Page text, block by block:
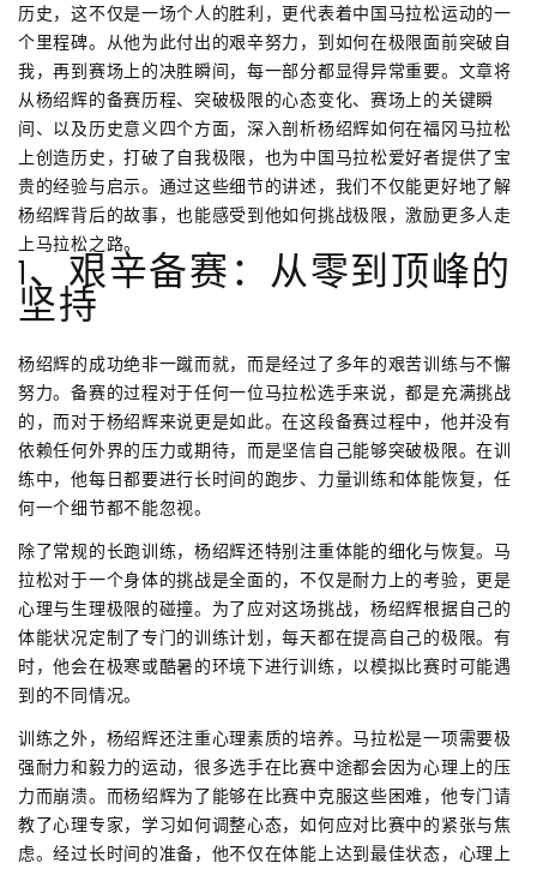
历史，这不仅是一场个人的胜利，更代表着中国马拉松运动的一
个里程碑。从他为此付出的艰辛努力，到如何在极限面前突破自
我，再到赛场上的决胜瞬间，每一部分都显得异常重要。文章将
从杨绍辉的备赛历程、突破极限的心态变化、赛场上的关键瞬
间、以及历史意义四个方面，深入剖析杨绍辉如何在福冈马拉松
上创造历史，打破了自我极限，也为中国马拉松爱好者提供了宝
贵的经验与启示。通过这些细节的讲述，我们不仅能更好地了解
杨绍辉背后的故事，也能感受到他如何挑战极限，激励更多人走
上马拉松之路。
1、艰辛备赛：从零到顶峰的
坚持
杨绍辉的成功绝非一蹴而就，而是经过了多年的艰苦训练与不懈
努力。备赛的过程对于任何一位马拉松选手来说，都是充满挑战
的，而对于杨绍辉来说更是如此。在这段备赛过程中，他并没有
依赖任何外界的压力或期待，而是坚信自己能够突破极限。在训
练中，他每日都要进行长时间的跑步、力量训练和体能恢复，任
何一个细节都不能忽视。
除了常规的长跑训练，杨绍辉还特别注重体能的细化与恢复。马
拉松对于一个身体的挑战是全面的，不仅是耐力上的考验，更是
心理与生理极限的碰撞。为了应对这场挑战，杨绍辉根据自己的
体能状况定制了专门的训练计划，每天都在提高自己的极限。有
时，他会在极寒或酷暑的环境下进行训练，以模拟比赛时可能遇
到的不同情况。
训练之外，杨绍辉还注重心理素质的培养。马拉松是一项需要极
强耐力和毅力的运动，很多选手在比赛中途都会因为心理上的压
力而崩溃。而杨绍辉为了能够在比赛中克服这些困难，他专门请
教了心理专家，学习如何调整心态，如何应对比赛中的紧张与焦
虑。经过长时间的准备，他不仅在体能上达到最佳状态，心理上